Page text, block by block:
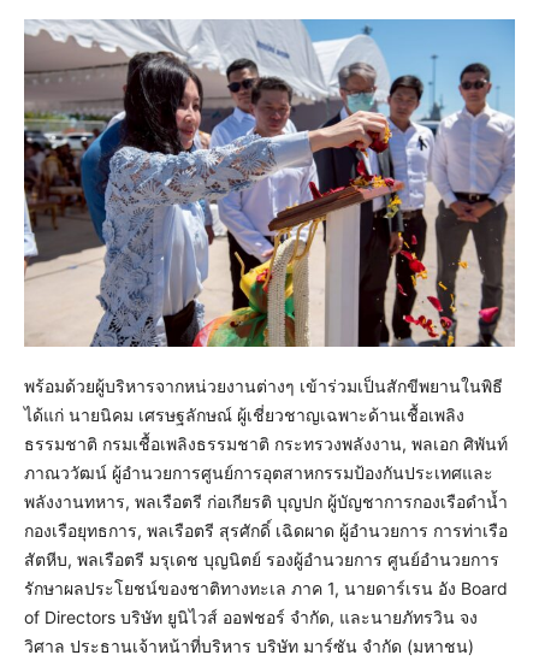
พร้อมด้วยผู้บริหารจากหน่วยงานต่างๆ เข้าร่วมเป็นสักขีพยานในพิธี
ได้แก่ นายนิคม เศรษฐลักษณ์ ผู้เชี่ยวชาญเฉพาะด้านเชื้อเพลิง
ธรรมชาติ กรมเชื้อเพลิงธรรมชาติ กระทรวงพลังงาน, พลเอก ศิพันท์
ภาณววัฒน์ ผู้อำนวยการศูนย์การอุตสาหกรรมป้องกันประเทศและ
พลังงานทหาร, พลเรือตรี ก่อเกียรติ บุญปก ผู้บัญชาการกองเรือดำน้ำ
กองเรือยุทธการ, พลเรือตรี สุรศักดิ์ เฉิดผาด ผู้อำนวยการ การท่าเรือ
สัตหีบ, พลเรือตรี มรุเดช บุญนิตย์ รองผู้อำนวยการ ศูนย์อำนวยการ
รักษาผลประโยชน์ของชาติทางทะเล ภาค 1, นายดาร์เรน อัง Board
of Directors บริษัท ยูนิไวส์ ออฟชอร์ จำกัด, และนายภัทรวิน จง
วิศาล ประธานเจ้าหน้าที่บริหาร บริษัท มาร์ซัน จำกัด (มหาชน)